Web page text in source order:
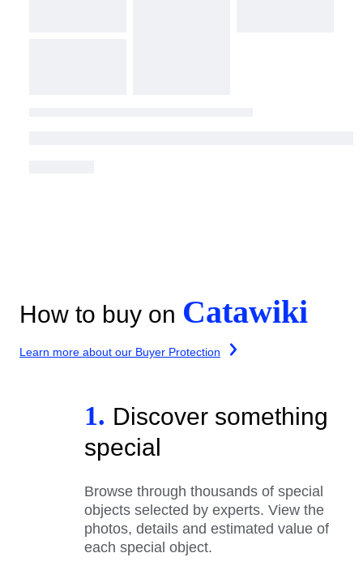
How to buy on Catawiki
Learn more about our Buyer Protection
1. Discover something
special
Browse through thousands of special
objects selected by experts. View the
photos, details and estimated value of
each special object.